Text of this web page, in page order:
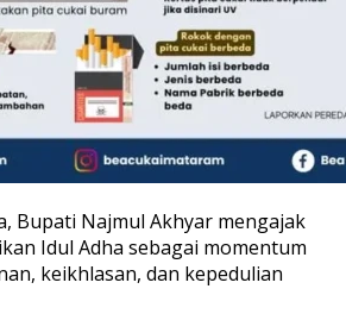
Bupati Najmul Akhyar mengajak
Idul Adha sebagai momentum
keikhlasan, dan kepedulian